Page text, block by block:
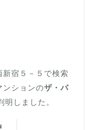
宿５－５で検索
ンションのザ・パ
明しました。